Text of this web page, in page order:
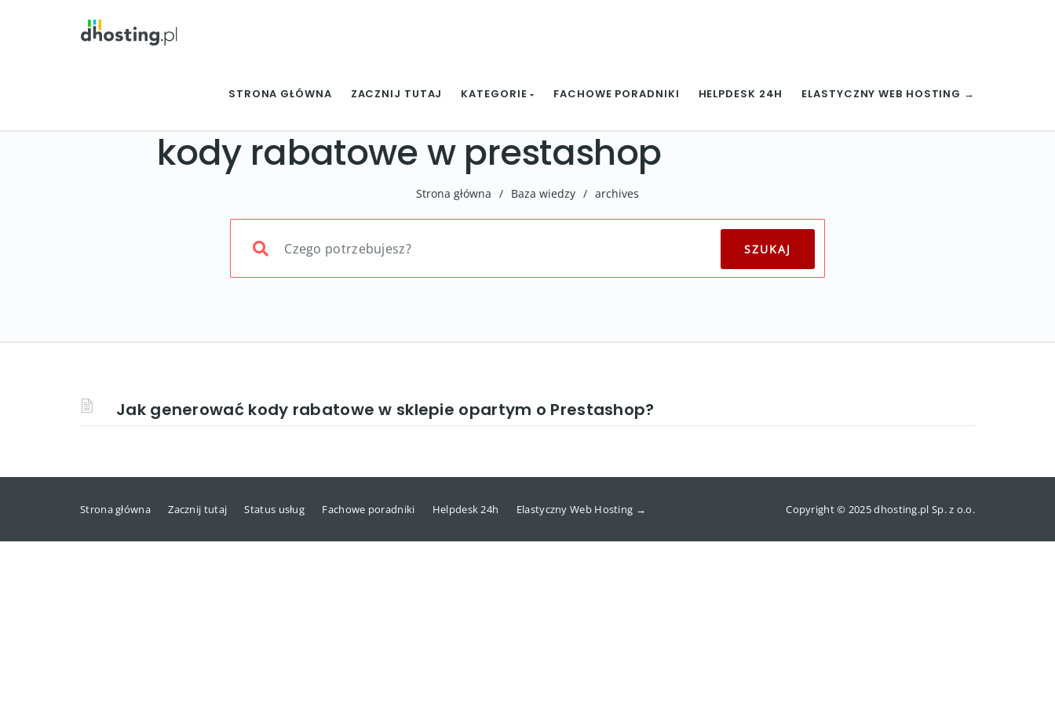
STRONA GŁÓWNA ZACZNIJ TUTAJ KATEGORIE FACHOWE PORADNIKI HELPDESK 24H ELASTYCZNY WEB HOSTING →
kody rabatowe w prestashop
Strona główna / Baza wiedzy / archives
Jak generować kody rabatowe w sklepie opartym o Prestashop?
Strona główna Zacznij tutaj Status usług Fachowe poradniki Helpdesk 24h Elastyczny Web Hosting → Copyright © 2025 dhosting.pl Sp. z o.o.